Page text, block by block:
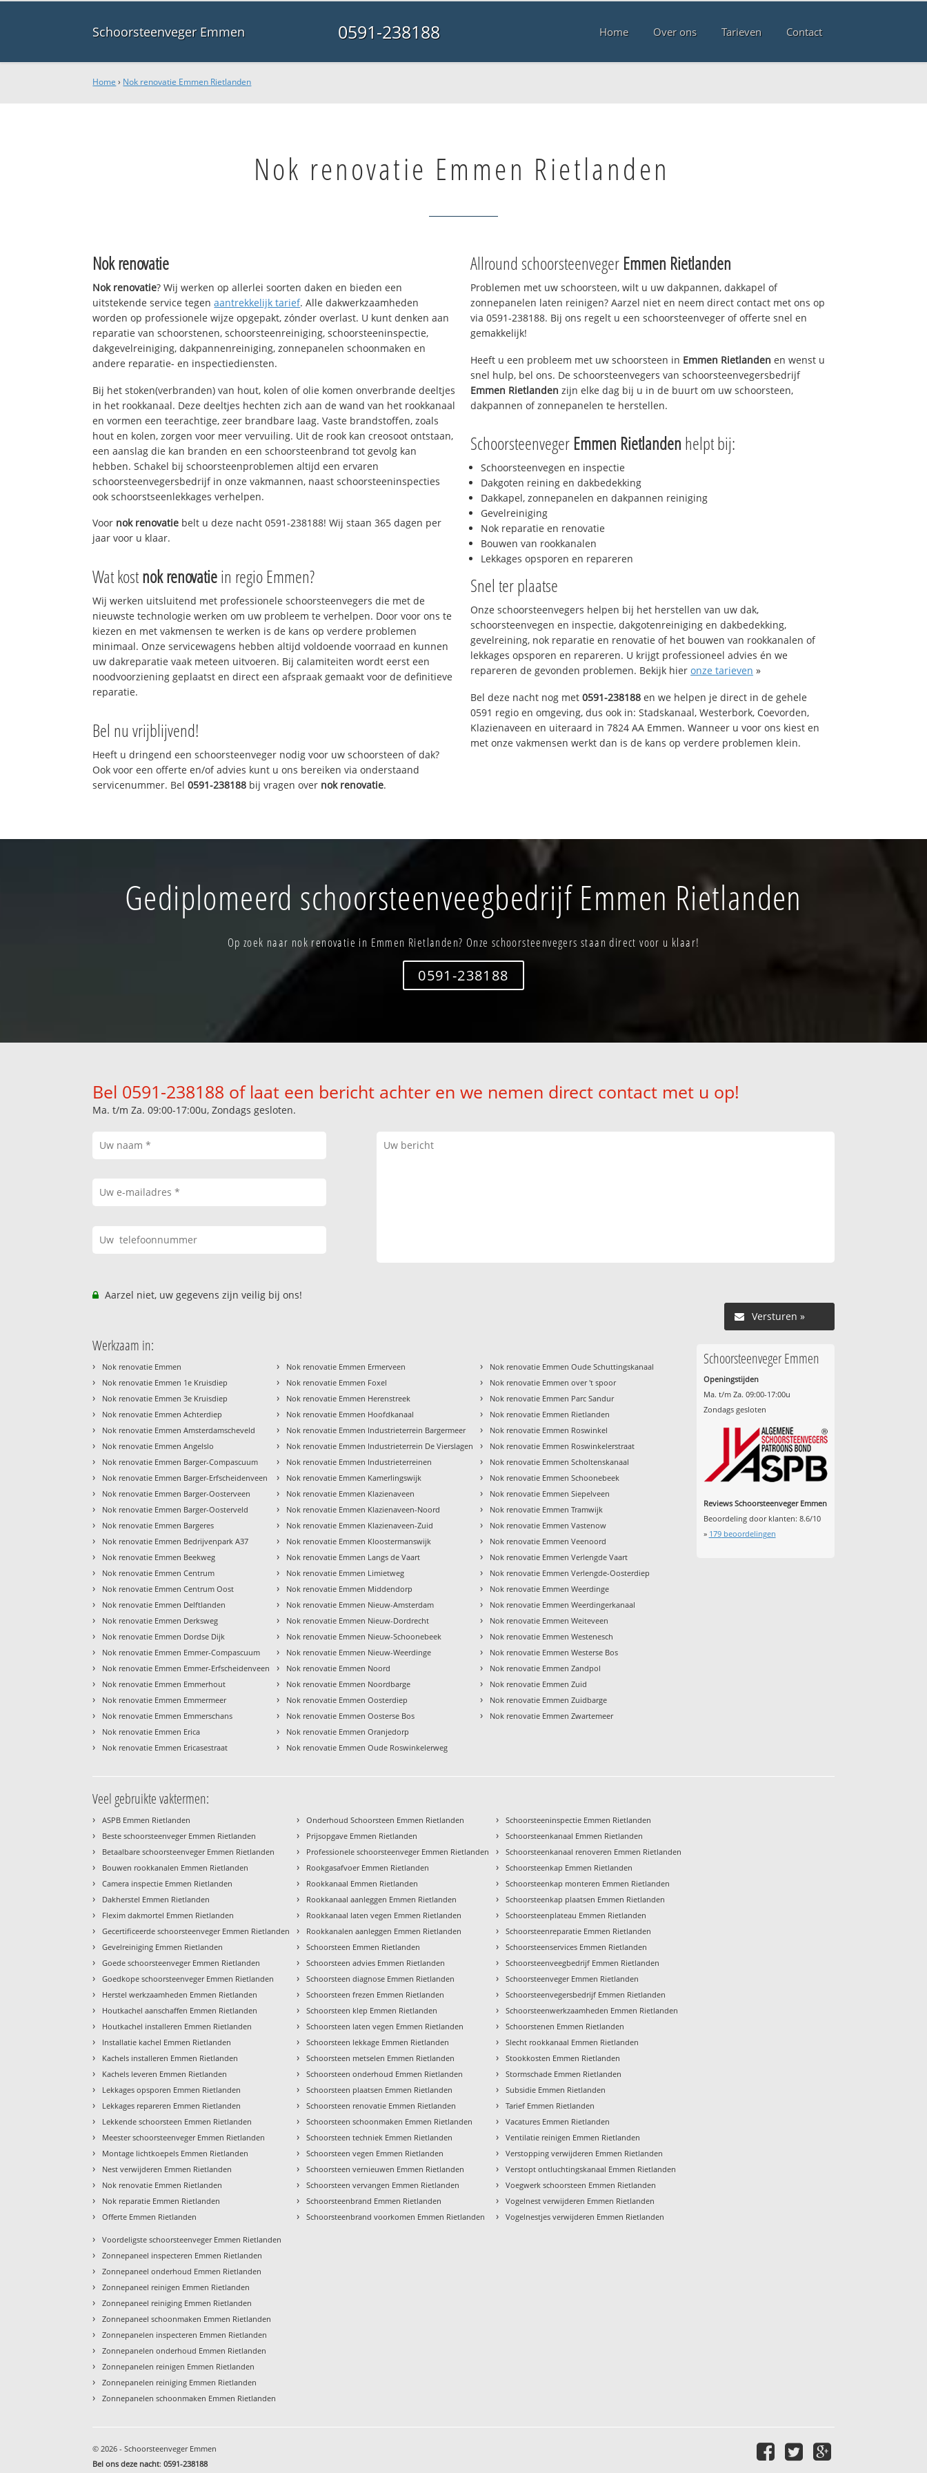
Schoorsteenveger Emmen 0591-238188 Home Over ons Tarieven Contact
Home › Nok renovatie Emmen Rietlanden
Nok renovatie Emmen Rietlanden
Nok renovatie
Nok renovatie? Wij werken op allerlei soorten daken en bieden een
uitstekende service tegenaantrekkelijk tarief. Alle dakwerkzaamheden
worden op professionele wijze opgepakt, zónder overlast. U kunt denken aan
reparatie van schoorstenen, schoorsteenreiniging, schoorsteeninspectie,
dakgevelreiniging, dakpannenreiniging, zonnepanelen schoonmaken en
andere reparatie- en inspectiediensten.
Bij het stoken(verbranden) van hout, kolen of olie komen onverbrande deeltjes
in het rookkanaal. Deze deeltjes hechten zich aan de wand van het rookkanaal
en vormen een teerachtige, zeer brandbare laag. Vaste brandstoffen, zoals
hout en kolen, zorgen voor meer vervuiling. Uit de rook kan creosoot ontstaan,
een aanslag die kan branden en een schoorsteenbrand tot gevolg kan
hebben. Schakel bij schoorsteenproblemen altijd een ervaren
schoorsteenvegersbedrijf in onze vakmannen, naast schoorsteeninspecties
ook schoorstseenlekkages verhelpen.
Voor nok renovatie belt u deze nacht 0591-238188! Wij staan 365 dagen per
jaar voor u klaar.
Wat kostnok renovatiein regio Emmen?
Wij werken uitsluitend met professionele schoorsteenvegers die met de
nieuwste technologie werken om uw probleem te verhelpen. Door voor ons te
kiezen en met vakmensen te werken is de kans op verdere problemen
minimaal. Onze servicewagens hebben altijd voldoende voorraad en kunnen
uw dakreparatie vaak meteen uitvoeren. Bij calamiteiten wordt eerst een
noodvoorziening geplaatst en direct een afspraak gemaakt voor de definitieve
reparatie.
Bel nu vrijblijvend!
Heeft u dringend een schoorsteenveger nodig voor uw schoorsteen of dak?
Ook voor een offerte en/of advies kunt u ons bereiken via onderstaand
servicenummer. Bel0591-238188 bij vragen over nok renovatie.
Allround schoorsteenveger Emmen Rietlanden
Problemen met uw schoorsteen, wilt u uw dakpannen, dakkapel of
zonnepanelen laten reinigen? Aarzel niet en neem direct contact met ons op
via 0591-238188. Bij ons regelt u een schoorsteenveger of offerte snel en
gemakkelijk!
Heeft u een probleem met uw schoorsteen in Emmen Rietlanden en wenst u
snel hulp, bel ons. De schoorsteenvegers van schoorsteenvegersbedrijf
Emmen Rietlanden zijn elke dag bij u in de buurt om uw schoorsteen,
dakpannen of zonnepanelen te herstellen.
Schoorsteenveger Emmen Rietlanden helpt bij:
Schoorsteenvegen en inspectie
Dakgoten reining en dakbedekking
Dakkapel, zonnepanelen en dakpannen reiniging
Gevelreiniging
Nok reparatie en renovatie
Bouwen van rookkanalen
Lekkages opsporen en repareren
Snel ter plaatse
Onze schoorsteenvegers helpen bij het herstellen van uw dak,
schoorsteenvegen en inspectie, dakgotenreiniging en dakbedekking,
gevelreining, nok reparatie en renovatie of het bouwen van rookkanalen of
lekkages opsporen en repareren. U krijgt professioneel advies én we
repareren de gevonden problemen. Bekijk hier onze tarieven »
Bel deze nacht nog met 0591-238188 en we helpen je direct in de gehele
0591 regio en omgeving, dus ook in: Stadskanaal, Westerbork, Coevorden,
Klazienaveen en uiteraard in 7824 AA Emmen. Wanneer u voor ons kiest en
met onze vakmensen werkt dan is de kans op verdere problemen klein.
Gediplomeerd schoorsteenveegbedrijf Emmen Rietlanden
Op zoek naar nok renovatie in Emmen Rietlanden? Onze schoorsteenvegers staan direct voor u klaar!
0591-238188
Bel 0591-238188 of laat een bericht achter en we nemen direct contact met u op!
Ma. t/m Za. 09:00-17:00u, Zondags gesloten.
Aarzel niet, uw gegevens zijn veilig bij ons!
Versturen »
Werkzaam in:
› Nok renovatie Emmen
› Nok renovatie Emmen 1e Kruisdiep
› Nok renovatie Emmen 3e Kruisdiep
› Nok renovatie Emmen Achterdiep
› Nok renovatie Emmen Amsterdamscheveld
› Nok renovatie Emmen Angelslo
› Nok renovatie Emmen Barger-Compascuum
› Nok renovatie Emmen Barger-Erfscheidenveen
› Nok renovatie Emmen Barger-Oosterveen
› Nok renovatie Emmen Barger-Oosterveld
› Nok renovatie Emmen Bargeres
› Nok renovatie Emmen Bedrijvenpark A37
› Nok renovatie Emmen Beekweg
› Nok renovatie Emmen Centrum
› Nok renovatie Emmen Centrum Oost
› Nok renovatie Emmen Delftlanden
› Nok renovatie Emmen Derksweg
› Nok renovatie Emmen Dordse Dijk
› Nok renovatie Emmen Emmer-Compascuum
› Nok renovatie Emmen Emmer-Erfscheidenveen
› Nok renovatie Emmen Emmerhout
› Nok renovatie Emmen Emmermeer
› Nok renovatie Emmen Emmerschans
› Nok renovatie Emmen Erica
› Nok renovatie Emmen Ericasestraat
› Nok renovatie Emmen Ermerveen
› Nok renovatie Emmen Foxel
› Nok renovatie Emmen Herenstreek
› Nok renovatie Emmen Hoofdkanaal
› Nok renovatie Emmen Industrieterrein Bargermeer
› Nok renovatie Emmen Industrieterrein De Vierslagen
› Nok renovatie Emmen Industrieterreinen
› Nok renovatie Emmen Kamerlingswijk
› Nok renovatie Emmen Klazienaveen
› Nok renovatie Emmen Klazienaveen-Noord
› Nok renovatie Emmen Klazienaveen-Zuid
› Nok renovatie Emmen Kloostermanswijk
› Nok renovatie Emmen Langs de Vaart
› Nok renovatie Emmen Limietweg
› Nok renovatie Emmen Middendorp
› Nok renovatie Emmen Nieuw-Amsterdam
› Nok renovatie Emmen Nieuw-Dordrecht
› Nok renovatie Emmen Nieuw-Schoonebeek
› Nok renovatie Emmen Nieuw-Weerdinge
› Nok renovatie Emmen Noord
› Nok renovatie Emmen Noordbarge
› Nok renovatie Emmen Oosterdiep
› Nok renovatie Emmen Oosterse Bos
› Nok renovatie Emmen Oranjedorp
› Nok renovatie Emmen Oude Roswinkelerweg
› Nok renovatie Emmen Oude Schuttingskanaal
› Nok renovatie Emmen over 't spoor
› Nok renovatie Emmen Parc Sandur
› Nok renovatie Emmen Rietlanden
› Nok renovatie Emmen Roswinkel
› Nok renovatie Emmen Roswinkelerstraat
› Nok renovatie Emmen Scholtenskanaal
› Nok renovatie Emmen Schoonebeek
› Nok renovatie Emmen Siepelveen
› Nok renovatie Emmen Tramwijk
› Nok renovatie Emmen Vastenow
› Nok renovatie Emmen Veenoord
› Nok renovatie Emmen Verlengde Vaart
› Nok renovatie Emmen Verlengde-Oosterdiep
› Nok renovatie Emmen Weerdinge
› Nok renovatie Emmen Weerdingerkanaal
› Nok renovatie Emmen Weiteveen
› Nok renovatie Emmen Westenesch
› Nok renovatie Emmen Westerse Bos
› Nok renovatie Emmen Zandpol
› Nok renovatie Emmen Zuid
› Nok renovatie Emmen Zuidbarge
› Nok renovatie Emmen Zwartemeer
Schoorsteenveger Emmen
Openingstijden
Ma. t/m Za. 09:00-17:00u
Zondags gesloten
Reviews Schoorsteenveger Emmen
Beoordeling door klanten: 8.6/10
» 179beoordelingen
Veel gebruikte vaktermen:
› ASPB Emmen Rietlanden
› Beste schoorsteenveger Emmen Rietlanden
› Betaalbare schoorsteenveger Emmen Rietlanden
› Bouwen rookkanalen Emmen Rietlanden
› Camera inspectie Emmen Rietlanden
› Dakherstel Emmen Rietlanden
› Flexim dakmortel Emmen Rietlanden
› Gecertificeerde schoorsteenveger Emmen Rietlanden
› Gevelreiniging Emmen Rietlanden
› Goede schoorsteenveger Emmen Rietlanden
› Goedkope schoorsteenveger Emmen Rietlanden
› Herstel werkzaamheden Emmen Rietlanden
› Houtkachel aanschaffen Emmen Rietlanden
› Houtkachel installeren Emmen Rietlanden
› Installatie kachel Emmen Rietlanden
› Kachels installeren Emmen Rietlanden
› Kachels leveren Emmen Rietlanden
› Lekkages opsporen Emmen Rietlanden
› Lekkages repareren Emmen Rietlanden
› Lekkende schoorsteen Emmen Rietlanden
› Meester schoorsteenveger Emmen Rietlanden
› Montage lichtkoepels Emmen Rietlanden
› Nest verwijderen Emmen Rietlanden
› Nok renovatie Emmen Rietlanden
› Nok reparatie Emmen Rietlanden
› Offerte Emmen Rietlanden
› Onderhoud Schoorsteen Emmen Rietlanden
› Prijsopgave Emmen Rietlanden
› Professionele schoorsteenveger Emmen Rietlanden
› Rookgasafvoer Emmen Rietlanden
› Rookkanaal Emmen Rietlanden
› Rookkanaal aanleggen Emmen Rietlanden
› Rookkanaal laten vegen Emmen Rietlanden
› Rookkanalen aanleggen Emmen Rietlanden
› Schoorsteen Emmen Rietlanden
› Schoorsteen advies Emmen Rietlanden
› Schoorsteen diagnose Emmen Rietlanden
› Schoorsteen frezen Emmen Rietlanden
› Schoorsteen klep Emmen Rietlanden
› Schoorsteen laten vegen Emmen Rietlanden
› Schoorsteen lekkage Emmen Rietlanden
› Schoorsteen metselen Emmen Rietlanden
› Schoorsteen onderhoud Emmen Rietlanden
› Schoorsteen plaatsen Emmen Rietlanden
› Schoorsteen renovatie Emmen Rietlanden
› Schoorsteen schoonmaken Emmen Rietlanden
› Schoorsteen techniek Emmen Rietlanden
› Schoorsteen vegen Emmen Rietlanden
› Schoorsteen vernieuwen Emmen Rietlanden
› Schoorsteen vervangen Emmen Rietlanden
› Schoorsteenbrand Emmen Rietlanden
› Schoorsteenbrand voorkomen Emmen Rietlanden
› Schoorsteeninspectie Emmen Rietlanden
› Schoorsteenkanaal Emmen Rietlanden
› Schoorsteenkanaal renoveren Emmen Rietlanden
› Schoorsteenkap Emmen Rietlanden
› Schoorsteenkap monteren Emmen Rietlanden
› Schoorsteenkap plaatsen Emmen Rietlanden
› Schoorsteenplateau Emmen Rietlanden
› Schoorsteenreparatie Emmen Rietlanden
› Schoorsteenservices Emmen Rietlanden
› Schoorsteenveegbedrijf Emmen Rietlanden
› Schoorsteenveger Emmen Rietlanden
› Schoorsteenvegersbedrijf Emmen Rietlanden
› Schoorsteenwerkzaamheden Emmen Rietlanden
› Schoorstenen Emmen Rietlanden
› Slecht rookkanaal Emmen Rietlanden
› Stookkosten Emmen Rietlanden
› Stormschade Emmen Rietlanden
› Subsidie Emmen Rietlanden
› Tarief Emmen Rietlanden
› Vacatures Emmen Rietlanden
› Ventilatie reinigen Emmen Rietlanden
› Verstopping verwijderen Emmen Rietlanden
› Verstopt ontluchtingskanaal Emmen Rietlanden
› Voegwerk schoorsteen Emmen Rietlanden
› Vogelnest verwijderen Emmen Rietlanden
› Vogelnestjes verwijderen Emmen Rietlanden
› Voordeligste schoorsteenveger Emmen Rietlanden
› Zonnepaneel inspecteren Emmen Rietlanden
› Zonnepaneel onderhoud Emmen Rietlanden
› Zonnepaneel reinigen Emmen Rietlanden
› Zonnepaneel reiniging Emmen Rietlanden
› Zonnepaneel schoonmaken Emmen Rietlanden
› Zonnepanelen inspecteren Emmen Rietlanden
› Zonnepanelen onderhoud Emmen Rietlanden
› Zonnepanelen reinigen Emmen Rietlanden
› Zonnepanelen reiniging Emmen Rietlanden
› Zonnepanelen schoonmaken Emmen Rietlanden
© 2026 - Schoorsteenveger Emmen
Bel ons deze nacht:0591-238188